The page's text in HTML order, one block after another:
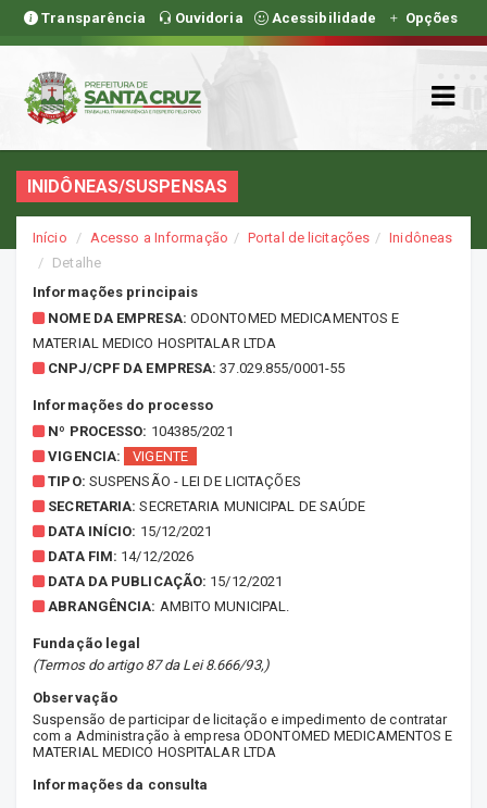
Transparência Ouvidoria Acessibilidade Opções
INIDÔNEAS/SUSPENSAS
Início Acesso a Informação Portal de licitações
Inidôneas
Detalhe
Informações principais
NOME DA EMPRESA: ODONTOMED MEDICAMENTOS E
MATERIAL MEDICO HOSPITALAR LTDA
CNPJ/CPF DA EMPRESA:37.029.855/0001-55
Informações do processo
Nº PROCESSO: 104385/2021
VIGENCIA:
VIGENTE
TIPO: SUSPENSÃO - LEI DE LICITAÇÕES
SECRETARIA:SECRETARIA MUNICIPAL DE SAÚDE
DATA INÍCIO: 15/12/2021
DATA FIM: 14/12/2026
DATA DA PUBLICAÇÃO: 15/12/2021
ABRANGÊNCIA: AMBITO MUNICIPAL.
Fundação legal
(Termos do artigo 87 da Lei 8.666/93,)
Observação
Suspensão de participar de licitação e impedimento de contratar
com a Administração à empresa ODONTOMED MEDICAMENTOS E
MATERIAL MEDICO HOSPITALAR LTDA
Informações da consulta